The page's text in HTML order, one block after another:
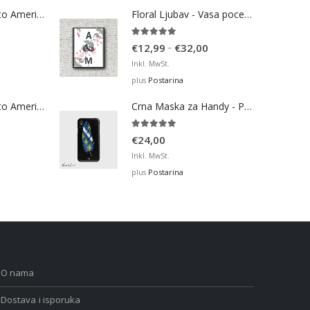
Bosna Take Me to America Navijačka Majica 4
Bosna Take Me to America Navijačka Majica 2
Floral Ljubav - Vasa pocetna slova
€12,99 – €32,00
€32,00
Inkl. MwSt.
plus Postarina
Crna Maska za Handy - Pero BiH
€24,00
Inkl. MwSt.
plus Postarina
O nama
Dostava i isporuka